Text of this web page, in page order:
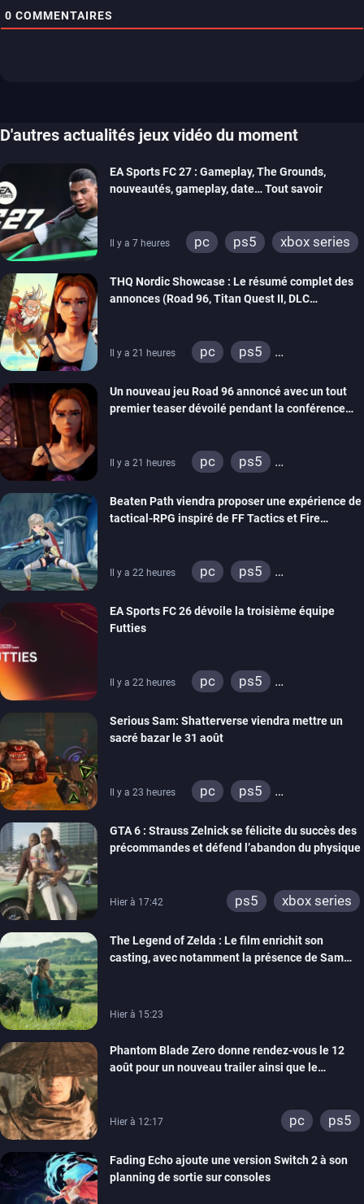
0 COMMENTAIRES
D'autres actualités jeux vidéo du moment
EA Sports FC 27 : Gameplay, The Grounds,
nouveautés, gameplay, date… Tout savoir
Il y a 7 heures pc ps5
xbox series
THQ Nordic Showcase : Le résumé complet des
annonces (Road 96, Titan Quest II, DLC
Il y a 21 heures pc
ps5
stadia
ps4
xbox one
switch 2
Un nouveau jeu Road 96 annoncé avec un tout
premier teaser dévoilé pendant la conférence
Il y a 21 heures pc
ps5
stadia
ps4
xbox one
Beaten Path viendra proposer une expérience de
tactical-RPG inspiré de FF Tactics et Fire
Il y a 22 heures pc
ps5
EA Sports FC 26 dévoile la troisième équipe
Futties
Il y a 22 heures pc
ps5
ps4
xbox one
switch 2
Serious Sam: Shatterverse viendra mettre un
sacré bazar le 31 août
Il y a 23 heures pc
ps5
GTA 6 : Strauss Zelnick se félicite du succès des
précommandes et défend l’abandon du physique
Hier à 17:42 ps5 xbox series
The Legend of Zelda : Le film enrichit son
casting, avec notamment la présence de Sam
Hier à 15:23
Phantom Blade Zero donne rendez-vous le 12
août pour un nouveau trailer ainsi que le
Hier à 12:17 pc ps5
Fading Echo ajoute une version Switch 2 à son
planning de sortie sur consoles